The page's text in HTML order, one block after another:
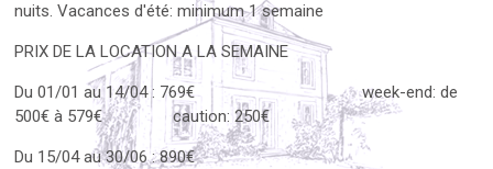
nuits. Vacances d'été: minimum 1 semaine
PRIX DE LA LOCATION A LA SEMAINE
Du 01/01 au 14/04 : 769€ week-end: de
500€ à 579€ caution: 250€
Du 15/04 au 30/06 : 890€